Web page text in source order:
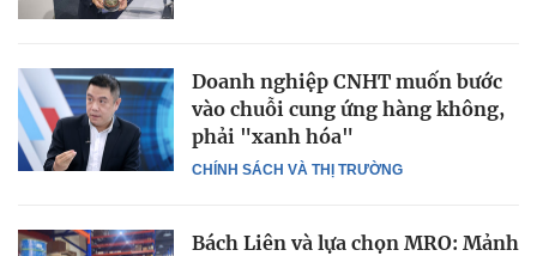
CHÍNH SÁCH VÀ THỊ TRƯỜNG
Doanh nghiệp CNHT muốn bước
vào chuỗi cung ứng hàng không,
phải "xanh hóa"
Bách Liên và lựa chọn MRO: Mảnh